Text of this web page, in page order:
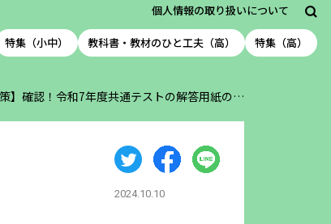
個人情報の取り扱いについて
特集（小中） 教科書・教材のひと工夫（高） 特集（高）
策】確認！令和7年度共通テストの解答用紙の…
2024.10.10